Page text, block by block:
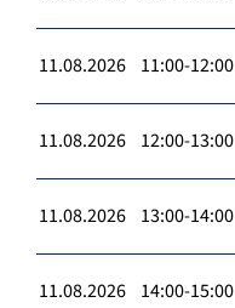
11.08.2026 11:00-12:00
11.08.2026 12:00-13:00
11.08.2026 13:00-14:00
11.08.2026 14:00-15:00